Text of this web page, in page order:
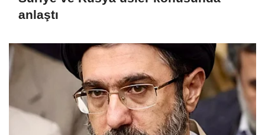
anlaştı